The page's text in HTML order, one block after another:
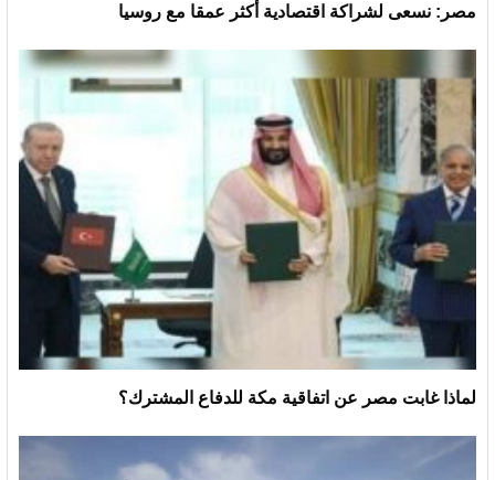
مصر: نسعى لشراكة اقتصادية أكثر عمقا مع روسيا
لماذا غابت مصر عن اتفاقية مكة للدفاع المشترك؟